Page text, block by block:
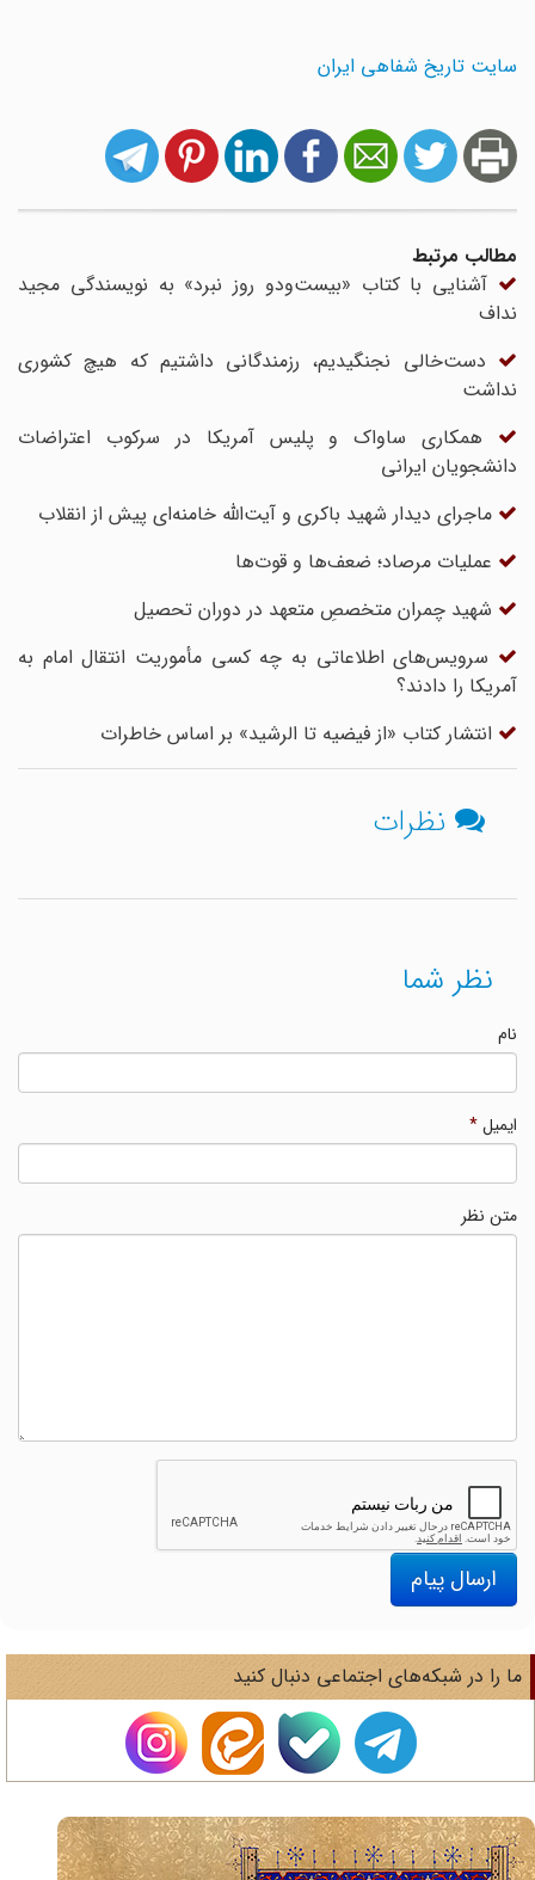
سایت تاریخ شفاهی ایران
مطالب مرتبط
آشنایی با کتاب «بیست‌ودو روز نبرد» به نویسندگی مجید
نداف
دست‌خالی نجنگیدیم، رزمندگانی داشتیم که هیچ کشوری
نداشت
همکاری ساواک و پلیس آمریکا در سرکوب اعتراضات
دانشجویان ایرانی
ماجرای دیدار شهید باکری و آیت‌الله خامنه‌ای پیش از انقلاب
عملیات مرصاد؛ ضعف‌ها و قوت‌ها
شهید چمران متخصصِ متعهد در دوران تحصیل
سرویس‌های اطلاعاتی به چه کسی مأموریت انتقال امام به
آمریکا را دادند؟
انتشار کتاب «از فیضیه تا الرشید» بر اساس خاطرات
نظرات
نظر شما
ایمیل*
متن نظر
ارسال پیام
را در شبکه‌های اجتماعی دنبال کنید